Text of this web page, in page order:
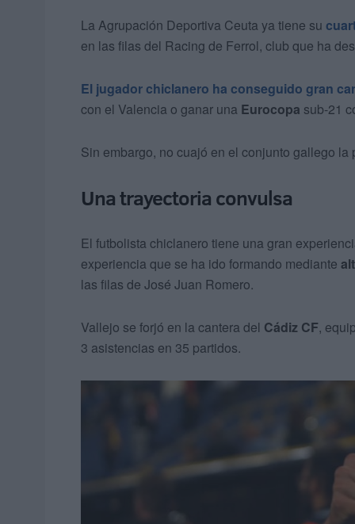
La Agrupación Deportiva Ceuta ya tiene su
en las filas del Racing de Ferrol, club que ha
El jugador chiclanero ha conseguido gran
con el Valencia o ganar una Eurocopa sub-21
Sin embargo, no cuajó en el conjunto gallego la
Una trayectoria convulsa
El futbolista chiclanero tiene una gran
experiencia que se ha ido formando mediante
las filas de José Juan Romero.
Vallejo se forjó en la cantera del Cádiz CF,
3 asistencias en 35 partidos.